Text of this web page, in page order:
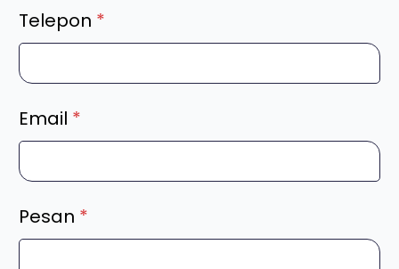
Telepon *
Email *
Pesan *